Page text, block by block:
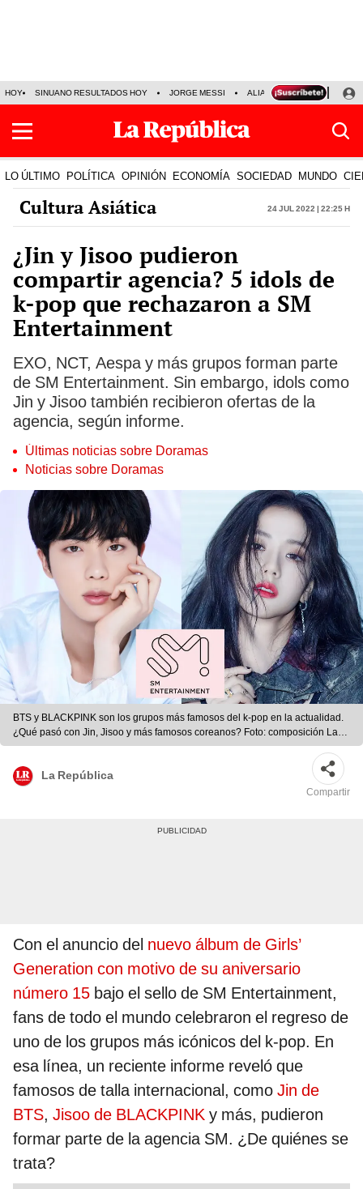
HOY SINUANO RESULTADOS HOY JORGE MESSI ALIANZA LIMA VS SPORT
LO ÚLTIMO POLÍTICA OPINIÓN ECONOMÍA SOCIEDAD MUNDO
Cultura Asiática 24 Jul 2022 | 22:25 h
¿Jin y Jisoo pudieron
compartir agencia? 5 idols de
k-pop que rechazaron a SM
Entertainment
EXO, NCT, Aespa y más grupos forman parte
de SM Entertainment. Sin embargo, idols como
Jin y Jisoo también recibieron ofertas de la
agencia, según informe.
Últimas noticias sobre Doramas
Noticias sobre Doramas
BTS y BLACKPINK son los grupos más famosos del k-pop en la actualidad.
¿Qué pasó con Jin, Jisoo y más famosos coreanos? Foto: composición La
República/BIGHIT/YG/SM
La República
Compartir
Con el anuncio del nuevo álbum de Girls’
Generation con motivo de su aniversario
número 15 bajo el sello de SM Entertainment,
fans de todo el mundo celebraron el regreso de
uno de los grupos más icónicos del k-pop. En
esa línea, un reciente informe reveló que
famosos de talla internacional, como Jin de
BTS, Jisoo de BLACKPINK y más, pudieron
formar parte de la agencia SM. ¿De quiénes se
trata?